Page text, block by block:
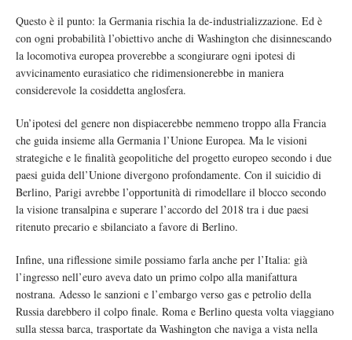
Questo è il punto: la Germania rischia la de-industrializzazione. Ed è
con ogni probabilità l’obiettivo anche di Washington che disinnescando
la locomotiva europea proverebbe a scongiurare ogni ipotesi di
avvicinamento eurasiatico che ridimensionerebbe in maniera
considerevole la cosiddetta anglosfera.
Un’ipotesi del genere non dispiacerebbe nemmeno troppo alla Francia
che guida insieme alla Germania l’Unione Europea. Ma le visioni
strategiche e le finalità geopolitiche del progetto europeo secondo i due
paesi guida dell’Unione divergono profondamente. Con il suicidio di
Berlino, Parigi avrebbe l’opportunità di rimodellare il blocco secondo
la visione transalpina e superare l’accordo del 2018 tra i due paesi
ritenuto precario e sbilanciato a favore di Berlino.
Infine, una riflessione simile possiamo farla anche per l’Italia: già
l’ingresso nell’euro aveva dato un primo colpo alla manifattura
nostrana. Adesso le sanzioni e l’embargo verso gas e petrolio della
Russia darebbero il colpo finale. Roma e Berlino questa volta viaggiano
sulla stessa barca, trasportate da Washington che naviga a vista nella